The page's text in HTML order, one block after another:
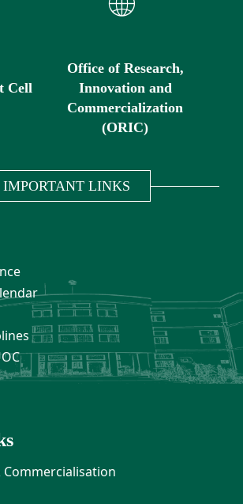
Cell
Office of Research,
Innovation and
Commercialization
(ORIC)
IMPORTANT LINKS